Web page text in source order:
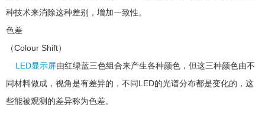
种技术来消除这种差别，增加一致性。
色差
（Colour Shift）
LED显示屏由红绿蓝三色组合来产生各种颜色，但这三种颜色由不
同材料做成，视角是有差异的，不同LED的光谱分布都是变化的，这
些能被观测的差异称为色差。